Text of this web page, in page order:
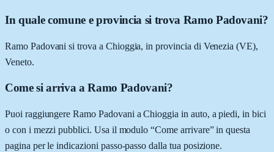
In quale comune e provincia si trova Ramo Padovani?
Ramo Padovani si trova a Chioggia, in provincia di Venezia (VE),
Veneto.
Come si arriva a Ramo Padovani?
Puoi raggiungere Ramo Padovani a Chioggia in auto, a piedi, in bici
o con i mezzi pubblici. Usa il modulo “Come arrivare” in questa
pagina per le indicazioni passo-passo dalla tua posizione.